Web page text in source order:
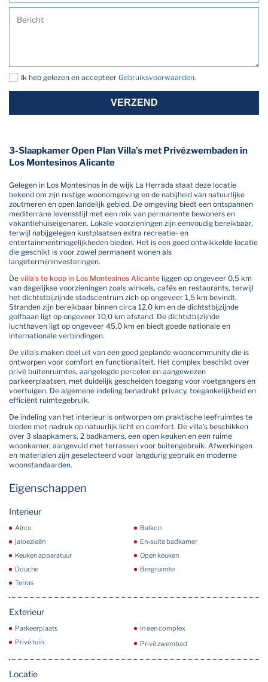
Ik heb gelezen en accepteer Gebruiksvoorwaarden.
VERZEND
3-Slaapkamer Open Plan Villa’s met Privézwembaden in
Los Montesinos Alicante
Gelegen in Los Montesinos in de wijk La Herrada staat deze locatie
bekend om zijn rustige woonomgeving en de nabijheid van natuurlijke
zoutmeren en open landelijk gebied. De omgeving biedt een ontspannen
mediterrane levensstijl met een mix van permanente bewoners en
vakantiehuiseigenaren. Lokale voorzieningen zijn eenvoudig bereikbaar,
terwijl nabijgelegen kustplaatsen extra recreatie- en
entertainmentmogelijkheden bieden. Het is een goed ontwikkelde locatie
die geschikt is voor zowel permanent wonen als
langetermijninvesteringen.
De villa’s te koop in Los Montesinos Alicante liggen op ongeveer 0,5 km
van dagelijkse voorzieningen zoals winkels, cafés en restaurants, terwijl
het dichtstbijzijnde stadscentrum zich op ongeveer 1,5 km bevindt.
Stranden zijn bereikbaar binnen circa 12,0 km en de dichtstbijzijnde
golfbaan ligt op ongeveer 10,0 km afstand. De dichtstbijzijnde
luchthaven ligt op ongeveer 45,0 km en biedt goede nationale en
internationale verbindingen.
De villa’s maken deel uit van een goed geplande wooncommunity die is
ontworpen voor comfort en functionaliteit. Het complex beschikt over
privé buitenruimtes, aangelegde percelen en aangewezen
parkeerplaatsen, met duidelijk gescheiden toegang voor voetgangers en
voertuigen. De algemene indeling benadrukt privacy, toegankelijkheid en
efficiënt ruimtegebruik.
De indeling van het interieur is ontworpen om praktische leefruimtes te
bieden met nadruk op natuurlijk licht en comfort. De villa’s beschikken
over 3 slaapkamers, 2 badkamers, een open keuken en een ruime
woonkamer, aangevuld met terrassen voor buitengebruik. Afwerkingen
en materialen zijn geselecteerd voor langdurig gebruik en moderne
woonstandaarden.
Eigenschappen
Interieur
Airco
Balkon
jaloezieën
En-suite badkamer
Keuken apparatuur
Open keuken
Douche
Bergruimte
Terras
Exterieur
Parkeerplaats
In een complex
Privé tuin
Privé zwembad
Locatie